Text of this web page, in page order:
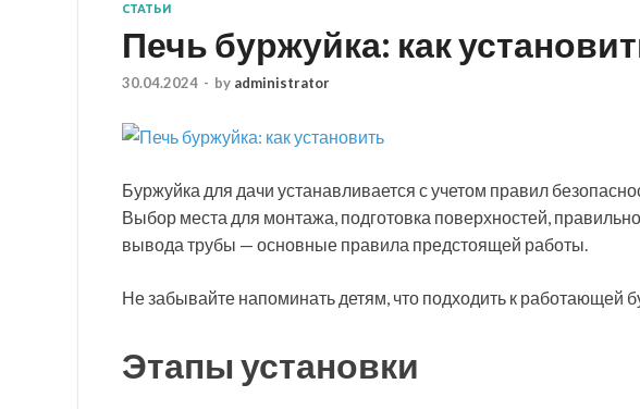
СТАТЬИ
Печь буржуйка: как
30.04.2024 - by administrator
Буржуйка для дачи устанавливается с учетом правил
Выбор места для монтажа, подготовка поверхностей,
вывода трубы — основные правила предстоящей работы.
Не забывайте напоминать детям, что подходить к работающей
Этапы установки